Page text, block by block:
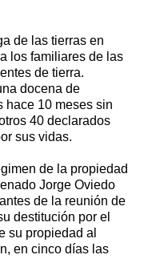
de las tierras en
los familiares de las
de tierra.
docena de
hace 10 meses sin
40 declarados
sus vidas.
de la propiedad
Jorge Oviedo
de la reunión de
destitución por el
su propiedad al
en cinco días las